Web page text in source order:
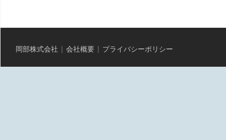
岡部株式会社 | 会社概要 | プライバシーポリシー